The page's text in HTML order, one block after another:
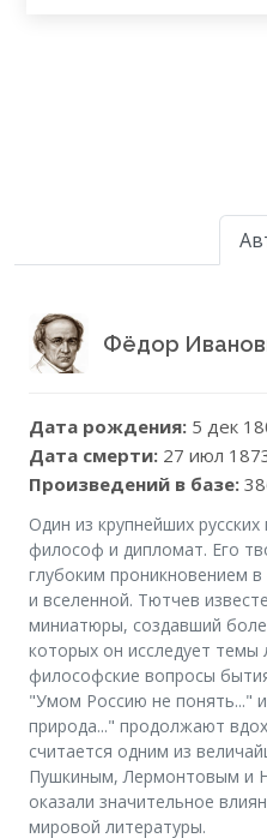
Фёдор
Дата рождения: 5 дек
Дата смерти: 27 июл
Произведений в базе:
Один из крупнейших
философ и дипломат. Его
глубоким проникновением
и вселенной. Тютчев
миниатюры, создавший
которых он исследует
философские вопросы
"Умом Россию не понять..."
природа..." продолжают
считается одним из
Пушкиным, Лермонтовым и
оказали значительное
мировой литературы.